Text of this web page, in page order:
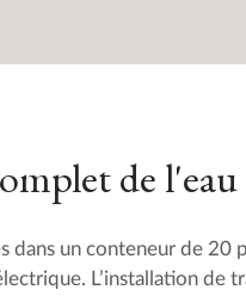
de l'eau
dans un conteneur de 20
L’installation de